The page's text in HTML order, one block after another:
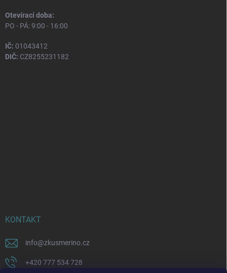
Otevírací doba:
PO - PÁ: 9:00 - 16:00
IČ: 01043412
DIČ: CZ8255231182
KONTAKT
info@zkusmerino.cz
+420 777 534 728